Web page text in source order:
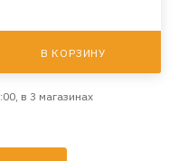
В КОРЗИНУ
в 3 магазинах